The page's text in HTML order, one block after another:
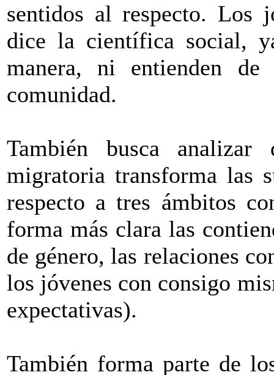
sentidos al respecto. Los
dice la científica social,
manera, ni entienden
comunidad.
También busca
migratoria transforma las
respecto a tres ámbitos
forma más clara las
de género, las relaciones
los jóvenes con consigo
expectativas).
También forma parte de